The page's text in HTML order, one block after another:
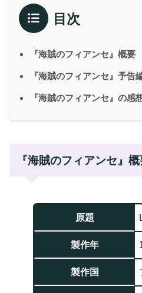
目次
『海賊のフィアンセ』概要
『海賊のフィアンセ』予告
『海賊のフィアンセ』の感
『海賊のフィアンセ』
原題
製作年
製作国